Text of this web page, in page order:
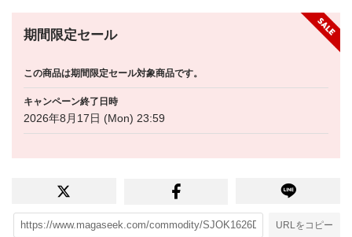
期間限定セール
この商品は期間限定セール対象商品です。
キャンペーン終了日時
2026年8月17日 (Mon) 23:59
URLをコピー